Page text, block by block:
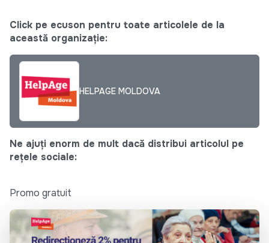
Click pe ecuson pentru toate articolele de la
această organizație:
HELPAGE MOLDOVA
Ne ajuți enorm de mult dacă distribui articolul pe
rețele sociale:
Promo gratuit